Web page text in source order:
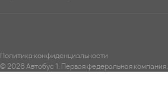
Политика конфиденциальности
© 2026 Автобус 1. Первая федеральная компания.